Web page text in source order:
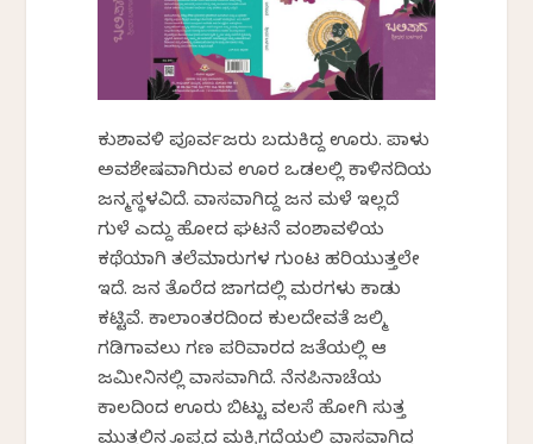
ಕುಶಾವಳಿ ಪೂರ್ವಜರು ಬದುಕಿದ್ದ ಊರು. ಪಾಳು
ಅವಶೇಷವಾಗಿರುವ ಊರ ಒಡಲಲ್ಲಿ ಕಾಳಿನದಿಯ
ಜನ್ಮಸ್ಥಳವಿದೆ. ವಾಸವಾಗಿದ್ದ ಜನ ಮಳೆ ಇಲ್ಲದೆ
ಗುಳೆ ಎದ್ದು ಹೋದ ಘಟನೆ ವಂಶಾವಳಿಯ
ಕಥೆಯಾಗಿ ತಲೆಮಾರುಗಳ ಗುಂಟ ಹರಿಯುತ್ತಲೇ
ಇದೆ. ಜನ ತೊರೆದ ಜಾಗದಲ್ಲಿ ಮರಗಳು ಕಾಡು
ಕಟ್ಟಿವೆ. ಕಾಲಾಂತರದಿಂದ ಕುಲದೇವತೆ ಜಲ್ಮಿ
ಗಡಿಗಾವಲು ಗಣ ಪರಿವಾರದ ಜತೆಯಲ್ಲಿ ಆ
ಜಮೀನಿನಲ್ಲಿ ವಾಸವಾಗಿದೆ. ನೆನಪಿನಾಚೆಯ
ಕಾಲದಿಂದ ಊರು ಬಿಟ್ಟು ವಲಸೆ ಹೋಗಿ ಸುತ್ತ